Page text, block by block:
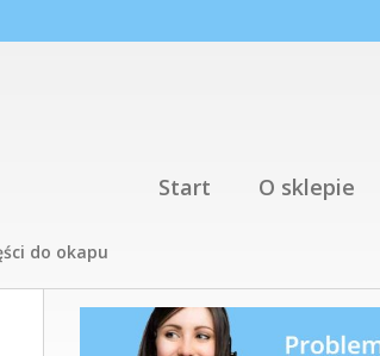
Start O sklepie
do okapu